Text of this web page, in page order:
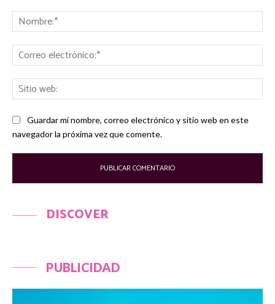
Guardar mi nombre, correo electrónico y sitio web en este
navegador la próxima vez que comente.
DISCOVER
PUBLICIDAD